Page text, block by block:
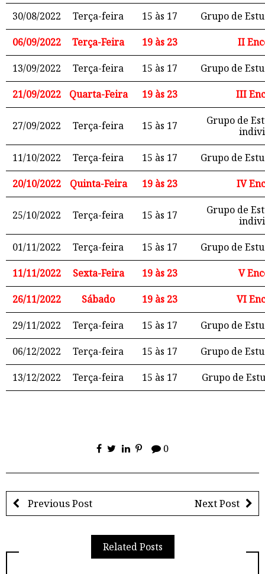
30/08/2022 Terça-feira 15 às 17
Grupo de
06/09/2022
Terça-Feira 19 às 23
II
13/09/2022
Terça-feira 15 às 17
Grupo de
21/09/2022
Quarta-Feira 19 às 23 III
27/09/2022 Terça-feira 15 às 17
Grupo de
11/10/2022
Terça-feira 15 às 17
Grupo de
20/10/2022
Quinta-Feira 19 às 23 IV
25/10/2022 Terça-feira 15 às 17
Grupo de
01/11/2022
Terça-feira 15 às 17
Grupo de
11/11/2022
Sexta-Feira 19 às 23
V
26/11/2022
Sábado 19 às 23
VI
29/11/2022
Terça-feira 15 às 17
Grupo de
06/12/2022
Terça-feira 15 às 17
Grupo de
13/12/2022
Terça-feira 15 às 17 Grupo de
0
Previous Post Next Post
Related Posts